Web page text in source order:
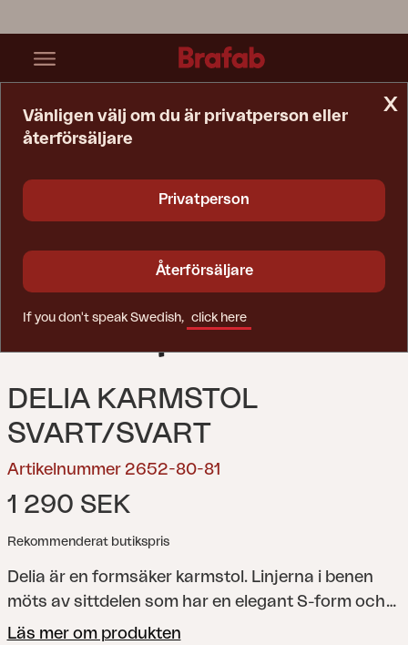
DELIA KARMSTOL
SVART/SVART
Artikelnummer 2652-80-81
1 290 SEK
Rekommenderat butikspris
Delia är en formsäker karmstol. Linjerna i benen
möts av sittdelen som har en elegant S-form och
lutning. Finns i hela nio färger så att du kan skapa
Läs mer om produkten
x
Vänligen välj om du är privatperson eller
återförsäljare
Privatperson
Återförsäljare
If you don't speak Swedish, click here